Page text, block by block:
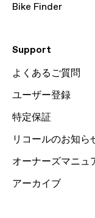
Bike Finder
Support
よくあるご質問
ユーザー登録
特定保証
リコールのお知ら
オーナーズマニュ
アーカイブ